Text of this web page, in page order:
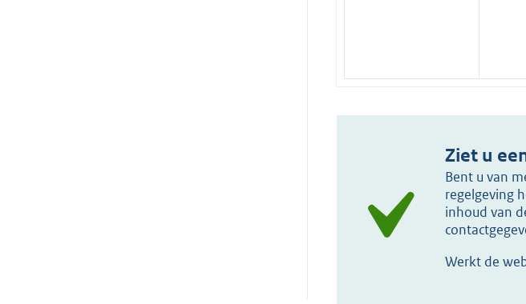
Ziet u
Bent u van
regelgeving
inhoud van
Werkt de